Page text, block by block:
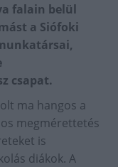
falain belül
a Siófoki
csapat.
ma hangos a
megmérettetés
is
diákok. A